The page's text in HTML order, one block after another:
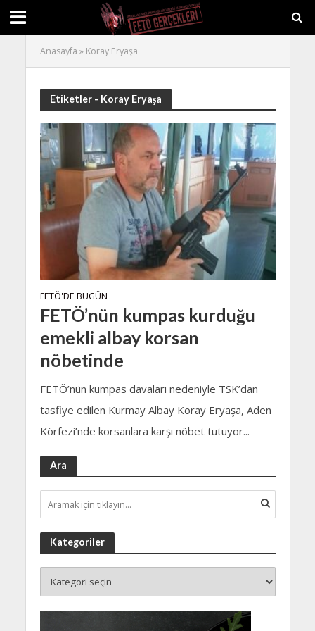
Anasayfa » Koray Eryaşa
Etiketler - Koray Eryaşa
FETÖ'DE BUGÜN
FETÖ’nün kumpas kurduğu
emekli albay korsan
nöbetinde
FETÖ’nün kumpas davaları nedeniyle TSK’dan
tasfiye edilen Kurmay Albay Koray Eryaşa, Aden
Körfezi’nde korsanlara karşı nöbet tutuyor...
Ara
Kategoriler